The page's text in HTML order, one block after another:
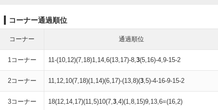
コーナー通過順位
コーナー 通過順位
1コーナー 11-(10,12)(7,18)1,14,6(13,17)-8,3(5,16)-4,9-15-2
2コーナー 11,12,10(7,18)(1,14)(6,17)-(13,8)(3,5)-4-16-9-15-2
3コーナー 18(12,14,17)(11,5)10(7,3,4)(1,8,15)9,13,6=(16,2)